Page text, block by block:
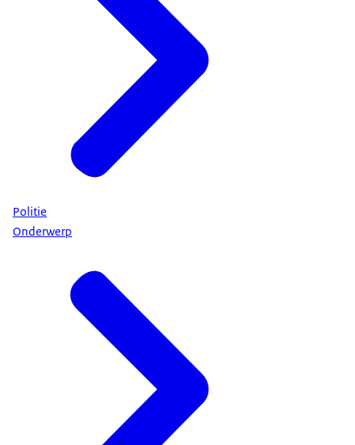
Politie
Onderwerp